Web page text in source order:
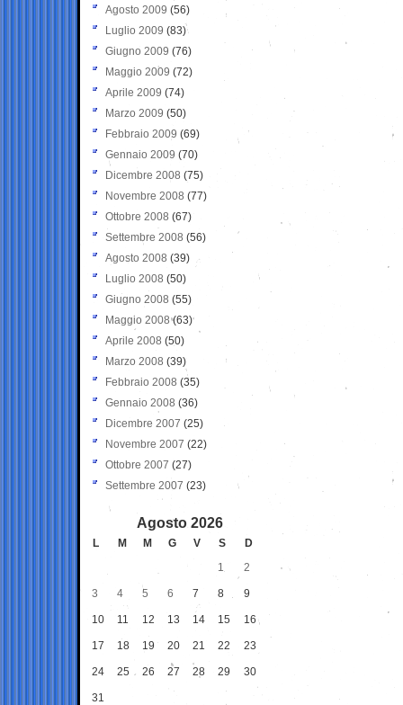
Agosto 2009 (56)
Luglio 2009 (83)
Giugno 2009 (76)
Maggio 2009 (72)
Aprile 2009 (74)
Marzo 2009 (50)
Febbraio 2009 (69)
Gennaio 2009 (70)
Dicembre 2008 (75)
Novembre 2008 (77)
Ottobre 2008 (67)
Settembre 2008 (56)
Agosto 2008 (39)
Luglio 2008 (50)
Giugno 2008 (55)
Maggio 2008(63)
Aprile 2008 (50)
Marzo 2008 (39)
Febbraio 2008 (35)
Gennaio 2008 (36)
Dicembre 2007 (25)
Novembre 2007 (22)
Ottobre 2007 (27)
Settembre 2007 (23)
Agosto 2026
L M M G V S
D
1
2
3 4 5 6 7 8 9
10 11 12 13 14 15 16
17 18 19 20 21 22 23
24 25 26 27 28 29 30
31